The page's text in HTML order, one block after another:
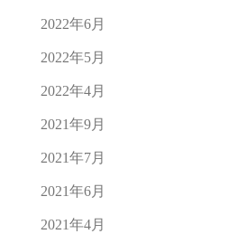
2022年6月
2022年5月
2022年4月
2021年9月
2021年7月
2021年6月
2021年4月